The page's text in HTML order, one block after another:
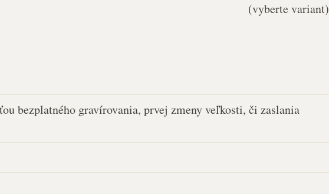
(vyberte variant)
bezplatného gravírovania, prvej zmeny veľkosti, či zaslania